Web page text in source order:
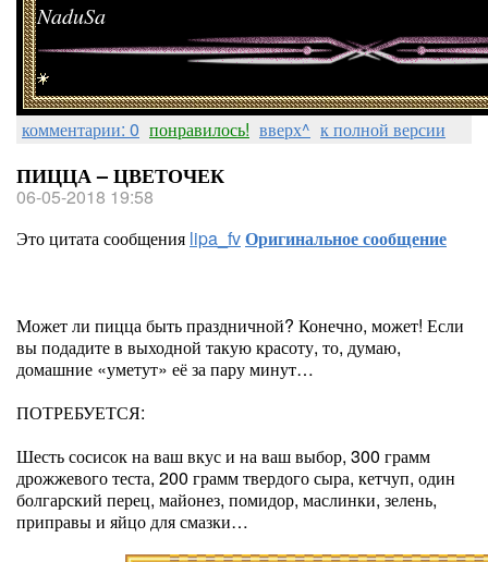
NaduSa
комментарии: 0 понравилось! вверх^ к полной версии
ПИЦЦА – ЦВЕТОЧЕК
06-05-2018 19:58
Это цитата сообщения lipa_fvОригинальное сообщение
Может ли пицца быть праздничной? Конечно, может! Если
вы подадите в выходной такую красоту, то, думаю,
домашние «уметут» её за пару минут…
ПОТРЕБУЕТСЯ:
Шесть сосисок на ваш вкус и на ваш выбор, 300 грамм
дрожжевого теста, 200 грамм твердого сыра, кетчуп, один
болгарский перец, майонез, помидор, маслинки, зелень,
приправы и яйцо для смазки…